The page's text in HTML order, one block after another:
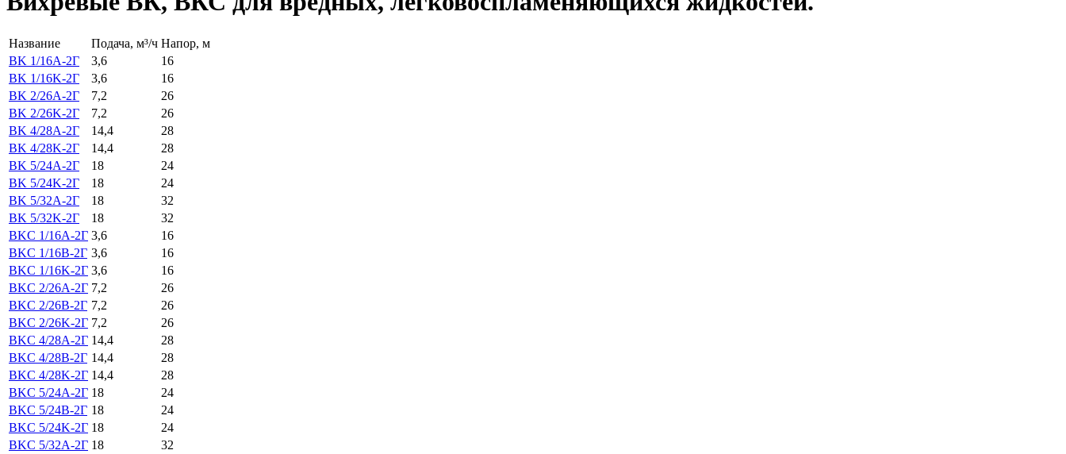
Название Подача, м³/ч Напор, м
ВK 1/16A-2Г
3,6
16
ВK 1/16K-2Г
3,6
16
ВK 2/26A-2Г
7,2
26
ВK 2/26K-2Г
7,2
26
ВK 4/28A-2Г
14,4
28
ВK 4/28K-2Г
14,4
28
ВK 5/24A-2Г
18
24
ВK 5/24K-2Г
18
24
ВK 5/32A-2Г
18
32
ВK 5/32K-2Г
18
32
ВKС 1/16A-2Г 3,6
16
ВKС 1/16B-2Г 3,6
16
ВKС 1/16K-2Г 3,6
16
ВKС 2/26A-2Г 7,2
26
ВKС 2/26B-2Г 7,2
26
ВKС 2/26K-2Г 7,2
26
ВKС 4/28A-2Г 14,4
28
ВKС 4/28B-2Г 14,4
28
ВKС 4/28K-2Г 14,4
28
ВKС 5/24A-2Г 18
24
ВKС 5/24B-2Г 18
24
ВKС 5/24K-2Г 18
24
ВKС 5/32A-2Г 18
32